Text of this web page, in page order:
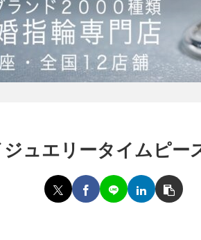
ュエリータイムピー